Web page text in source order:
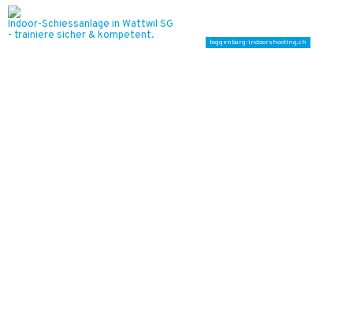
Bohr-Presstechnik AG – Fachgerechte Montage von Anschlussleitungen